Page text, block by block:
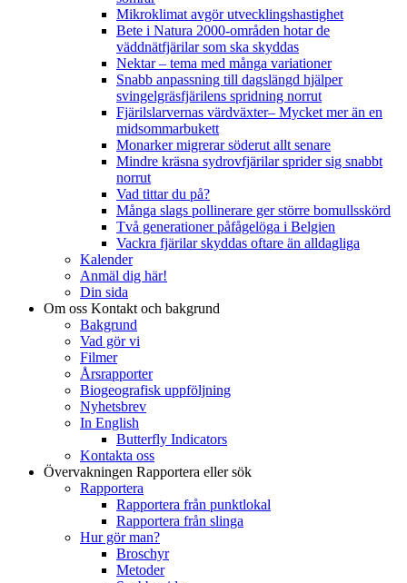
Mikroklimat avgör utvecklingshastighet
Bete i Natura 2000-områden hotar de
väddnätfjärilar som ska skyddas
Nektar – tema med många variationer
Snabb anpassning till dagslängd hjälper
svingelgräsfjärilens spridning norrut
Fjärilslarvernas värdväxter– Mycket mer än en
midsommarbukett
Monarker migrerar söderut allt senare
Mindre kräsna sydrovfjärilar sprider sig snabbt
norrut
Vad tittar du på?
Många slags pollinerare ger större bomullsskörd
Två generationer påfågelöga i Belgien
Vackra fjärilar skyddas oftare än alldagliga
Kalender
Anmäl dig här!
Din sida
Om oss Kontakt och bakgrund
Bakgrund
Vad gör vi
Filmer
Årsrapporter
Biogeografisk uppföljning
Nyhetsbrev
In English
Butterfly Indicators
Kontakta oss
Övervakningen Rapportera eller sök
Rapportera
Rapportera från punktlokal
Rapportera från slinga
Hur gör man?
Broschyr
Metoder